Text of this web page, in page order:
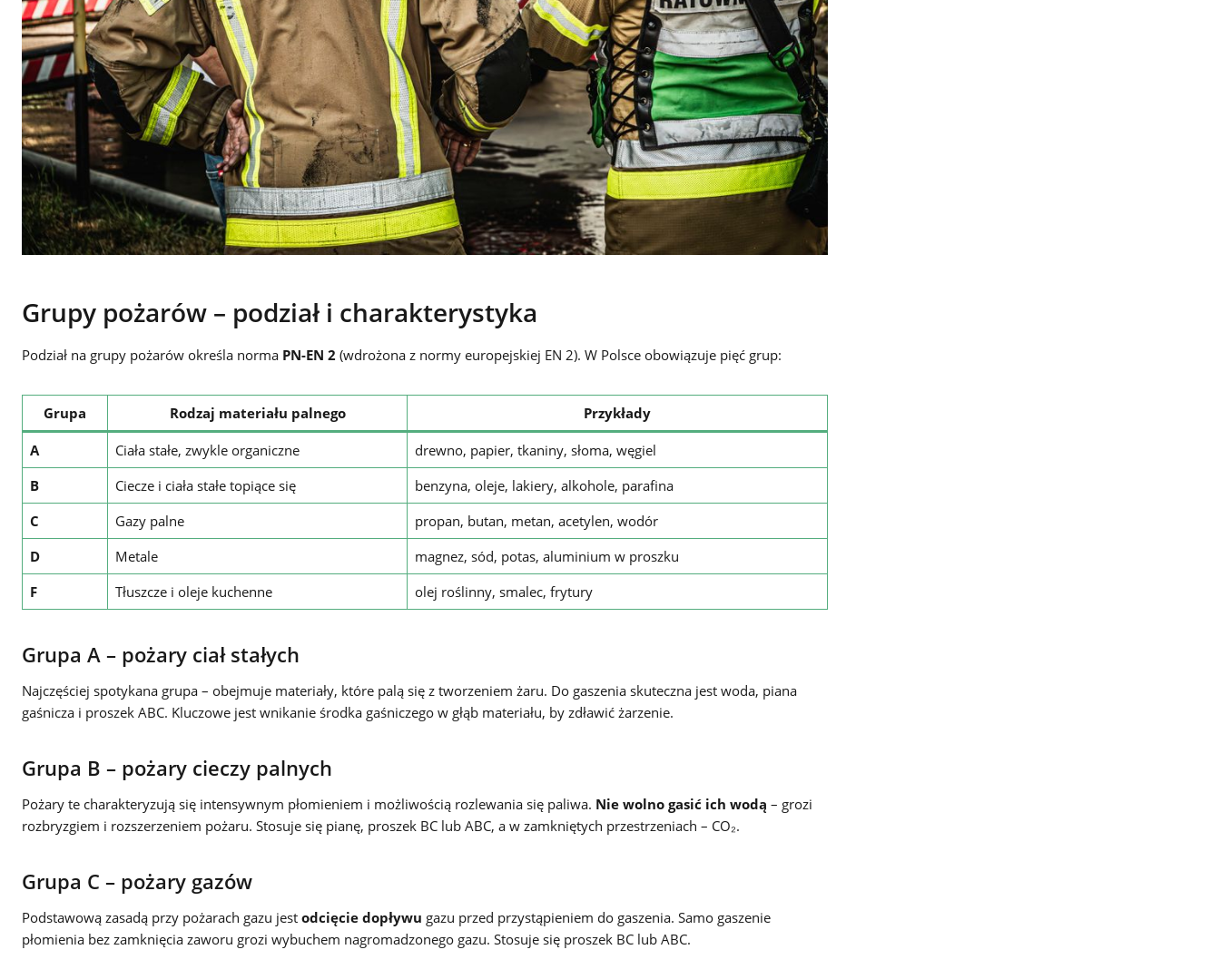
Grupy pożarów – podział i charakterystyka
Podział na grupy pożarów określa norma PN-EN 2 (wdrożona z normy europejskiej EN 2). W Polsce obowiązuje pięć grup:
Grupa Rodzaj materiału palnego Przykłady
A Ciała stałe, zwykle organiczne
drewno, papier, tkaniny, słoma, węgiel
B
Ciecze i ciała stałe topiące się
benzyna, oleje, lakiery, alkohole, parafina
C
Gazy palne
propan, butan, metan, acetylen, wodór
D
Metale
magnez, sód, potas, aluminium w proszku
F
Tłuszcze i oleje kuchenne olej roślinny, smalec, frytury
Grupa A – pożary ciał stałych
Najczęściej spotykana grupa – obejmuje materiały, które palą się z tworzeniem żaru. Do gaszenia skuteczna jest woda, piana
gaśnicza i proszek ABC. Kluczowe jest wnikanie środka gaśniczego w głąb materiału, by zdławić żarzenie.
Grupa B – pożary cieczy palnych
Pożary te charakteryzują się intensywnym płomieniem i możliwością rozlewania się paliwa. Nie wolno gasić ich wodą – grozi
rozbryzgiem i rozszerzeniem pożaru. Stosuje się pianę, proszek BC lub ABC, a w zamkniętych przestrzeniach – CO₂.
Grupa C – pożary gazów
Podstawową zasadą przy pożarach gazu jest odcięcie dopływu gazu przed przystąpieniem do gaszenia. Samo gaszenie
płomienia bez zamknięcia zaworu grozi wybuchem nagromadzonego gazu. Stosuje się proszek BC lub ABC.